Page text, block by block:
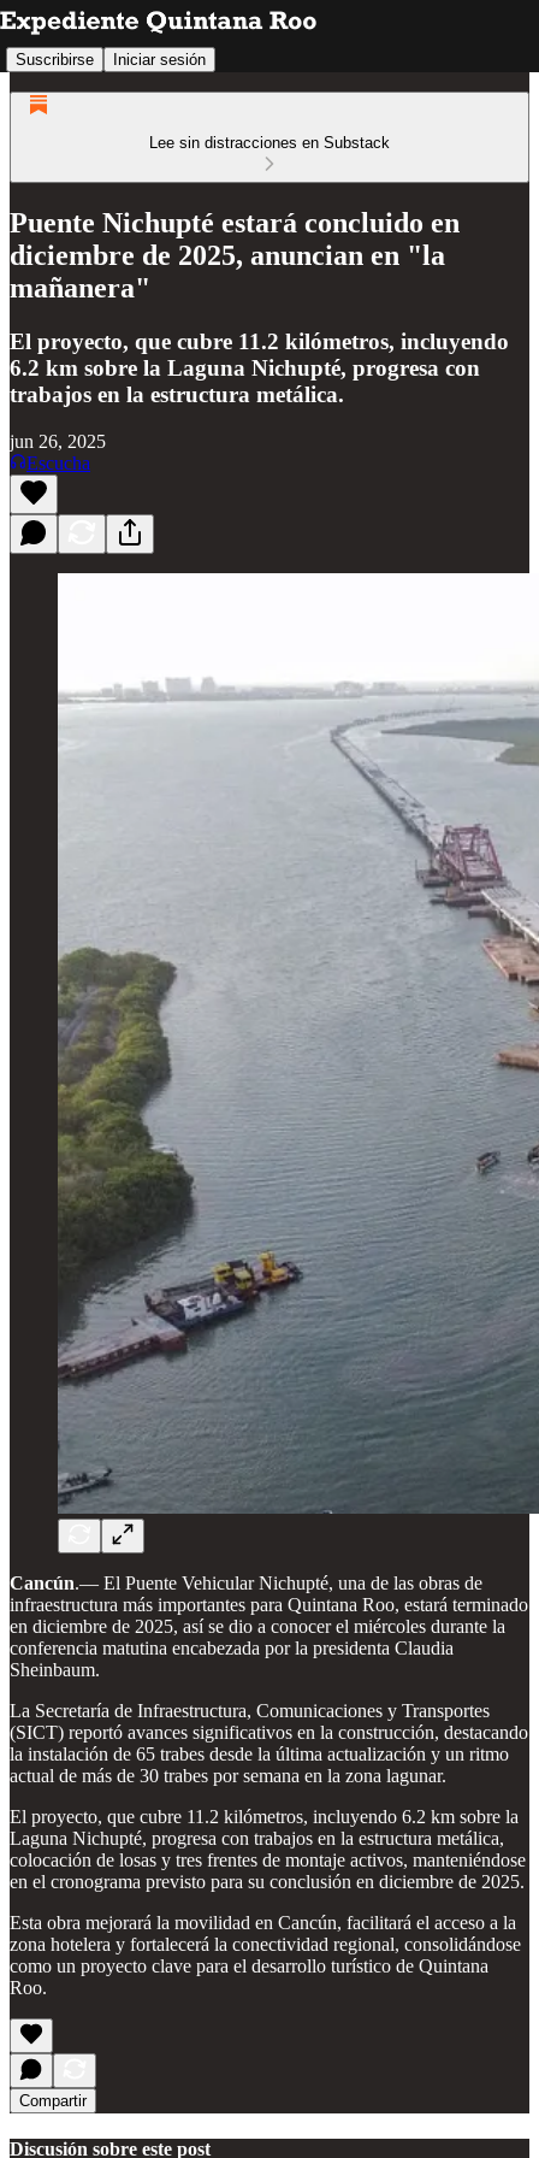
Suscribirse Iniciar sesión
Lee sin distracciones en Substack
Puente Nichupté estará concluido en
diciembre de 2025, anuncian en "la
mañanera"
El proyecto, que cubre 11.2 kilómetros, incluyendo
6.2 km sobre la Laguna Nichupté, progresa con
trabajos en la estructura metálica.
jun 26, 2025
Escucha
Cancún.— El Puente Vehicular Nichupté, una de las obras de
infraestructura más importantes para Quintana Roo, estará terminado
en diciembre de 2025, así se dio a conocer el miércoles durante la
conferencia matutina encabezada por la presidenta Claudia
Sheinbaum.
La Secretaría de Infraestructura, Comunicaciones y Transportes
(SICT) reportó avances significativos en la construcción, destacando
la instalación de 65 trabes desde la última actualización y un ritmo
actual de más de 30 trabes por semana en la zona lagunar.
El proyecto, que cubre 11.2 kilómetros, incluyendo 6.2 km sobre la
Laguna Nichupté, progresa con trabajos en la estructura metálica,
colocación de losas y tres frentes de montaje activos, manteniéndose
en el cronograma previsto para su conclusión en diciembre de 2025.
Esta obra mejorará la movilidad en Cancún, facilitará el acceso a la
zona hotelera y fortalecerá la conectividad regional, consolidándose
como un proyecto clave para el desarrollo turístico de Quintana
Roo.
Compartir
Discusión sobre este post